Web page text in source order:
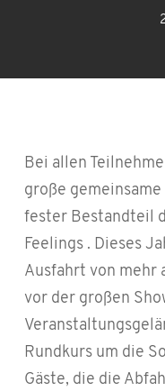
Bei allen
große
fester Bestandteil
Feelings . Dieses
Ausfahrt von mehr
vor der großen
Rundkurs um die
Gäste, die die